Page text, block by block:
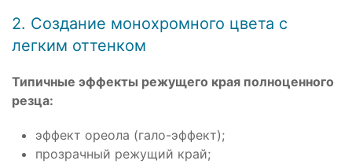
2. Создание монохромного цвета с
легким оттенком
Типичные эффекты режущего края полноценного
резца:
эффект ореола (гало-эффект);
прозрачный режущий край;